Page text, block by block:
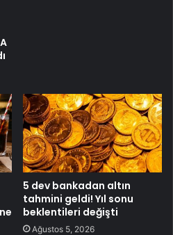
5 dev bankadan altın
tahmini geldi! Yıl sonu
beklentileri değişti
Ağustos 5, 2026